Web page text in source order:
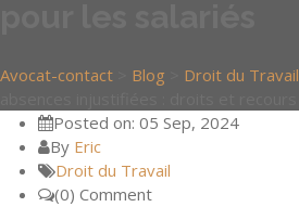
Avocat-contact Blog Droit du Travail
Posted on: 05 Sep, 2024
By Eric
Droit du Travail
(0) Comment